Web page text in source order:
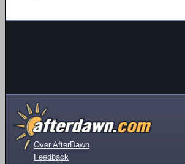
Over AfterDawn
Feedback